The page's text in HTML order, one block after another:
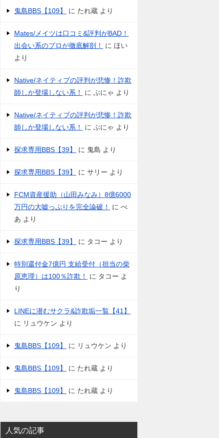
鬼島BBS【109】 に たれ蔵 より
Mates/メイツは口コミ&評判がBAD！
出会い系のプロが徹底解剖！
に ほい
より
Native/ネイティブの評判が悲惨！詐欺
師しか登場しない系！
に ぶにゃ より
Native/ネイティブの評判が悲惨！詐欺
師しか登場しない系！
に ぶにゃ より
探求専用BBS【39】 に 鬼島 より
探求専用BBS【39】 に サリー より
FCM資産援助（山田みなみ）8億6000
万円の大嘘っぷりを完全論破！
に べ
あ より
探求専用BBS【39】 に タコー より
特別還付金7億円 支給受付（担当の柴
原恵理）は100％詐欺！
に タコー よ
り
LINEに潜むサクラ&詐欺垢一覧【41】
に リュウケン より
鬼島BBS【109】 に リュウケン より
鬼島BBS【109】 に たれ蔵 より
鬼島BBS【109】 に たれ蔵 より
人気の記事